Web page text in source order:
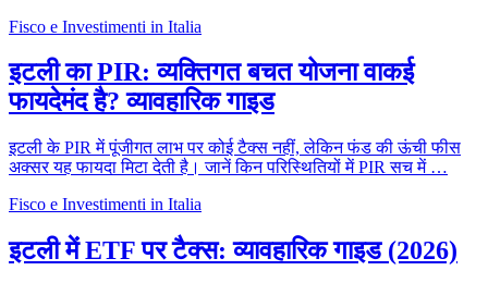
Fisco e Investimenti in Italia
इटली का PIR: व्यक्तिगत बचत योजना वाकई
फायदेमंद है? व्यावहारिक गाइड
इटली के PIR में पूंजीगत लाभ पर कोई टैक्स नहीं, लेकिन फंड की ऊंची फीस
अक्सर यह फायदा मिटा देती है। जानें किन परिस्थितियों में PIR सच में …
Fisco e Investimenti in Italia
इटली में ETF पर टैक्स: व्यावहारिक गाइड (2026)